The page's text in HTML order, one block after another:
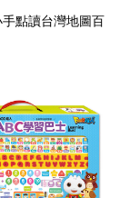
手點讀台灣地圖百